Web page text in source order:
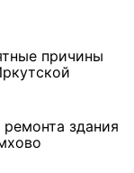
причины
здания